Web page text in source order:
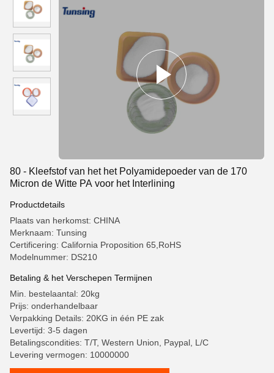
80 - Kleefstof van het het Polyamidepoeder van de 170
Micron de Witte PA voor het Interlining
Productdetails
Plaats van herkomst: CHINA
Merknaam: Tunsing
Certificering: California Proposition 65,RoHS
Modelnummer: DS210
Betaling & het Verschepen Termijnen
Min. bestelaantal: 20kg
Prijs: onderhandelbaar
Verpakking Details: 20KG in één PE zak
Levertijd: 3-5 dagen
Betalingscondities: T/T, Western Union, Paypal, L/C
Levering vermogen: 10000000